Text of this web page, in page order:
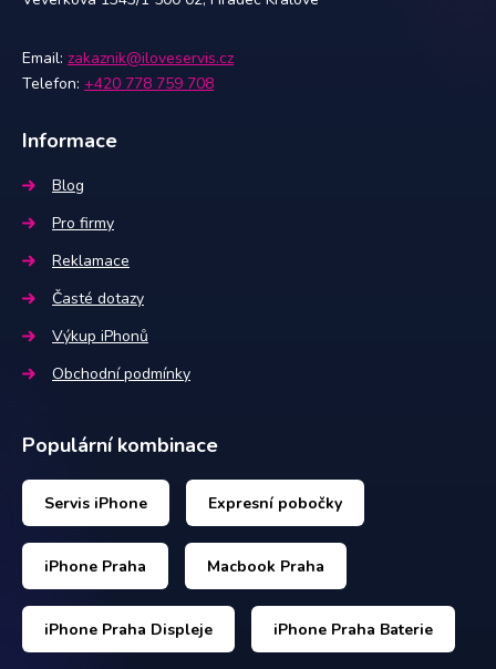
Email: zakaznik@iloveservis.cz
Telefon: +420 778 759 708
Informace
Blog
Pro firmy
Reklamace
Časté dotazy
Výkup iPhonů
Obchodní podmínky
Populární kombinace
Servis iPhone Expresní pobočky
iPhone Praha Macbook Praha
iPhone Praha Displeje iPhone Praha Baterie